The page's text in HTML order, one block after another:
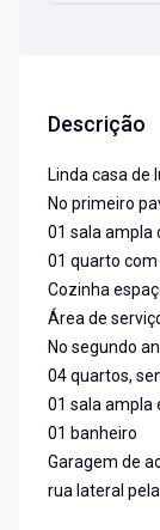
Descrição
Linda casa de
No primeiro
01 sala ampla
01 quarto
Cozinha
Área de
No segundo
04 quartos,
01 sala ampla
01 banheiro
Garagem de
rua lateral